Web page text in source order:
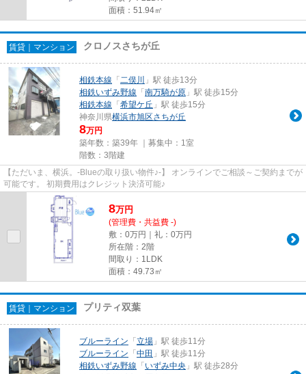
面積：51.94㎡
賃貸｜マンション クロノスさちが丘
相鉄本線 「 二俣川
」駅 徒歩13分
相鉄いずみ野線 「 南万騎が原 」駅 徒歩15分
相鉄本線 「 希望ケ丘 」駅 徒歩15分
神奈川県横浜市旭区さちが丘
8万円
築年数：築39年 ｜募集中： 1室
階数：3階建
【ただいま、横浜。-Blueの取り扱い物件♪-】 オンラインでご相談～ご契約までが
可能です。 初期費用はクレジット決済可能♪
8万円
(管理費・共益費 -)
敷：0万円｜礼：0万円
所在階：2階
間取り：1LDK
面積：49.73㎡
賃貸｜マンション プリティ双葉
ブルーライン 「 立場 」駅 徒歩11分
ブルーライン 「 中田 」駅 徒歩11分
相鉄いずみ野線 「 いずみ中央 」駅 徒歩28分